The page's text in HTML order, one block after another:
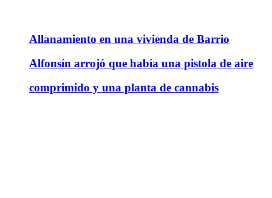
Allanamiento en una vivienda de Barrio
Alfonsín arrojó que había una pistola de aire
comprimido y una planta de cannabis